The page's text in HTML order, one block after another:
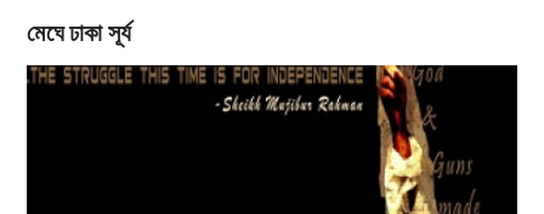
মেঘে ঢাকা সূর্য